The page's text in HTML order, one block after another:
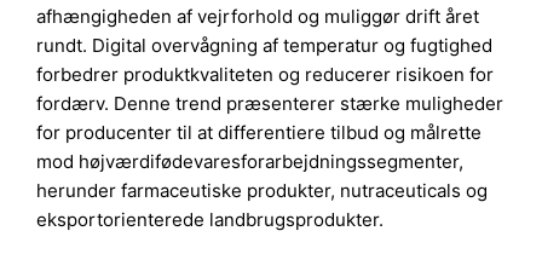
afhængigheden af vejrforhold og muliggør drift året
rundt. Digital overvågning af temperatur og fugtighed
forbedrer produktkvaliteten og reducerer risikoen for
fordærv. Denne trend præsenterer stærke muligheder
for producenter til at differentiere tilbud og målrette
mod højværdifødevaresforarbejdningssegmenter,
herunder farmaceutiske produkter, nutraceuticals og
eksportorienterede landbrugsprodukter.